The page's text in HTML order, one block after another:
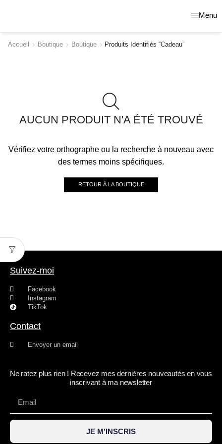
Menu
Accueil Boutique Boutique Produits Identifiés “cadeau”
AUCUN PRODUIT N'A ÉTÉ TROUVÉ
Vérifiez votre orthographe ou la recherche à nouveau avec
des termes moins spécifiques.
RETOUR À LA BOUTIQUE
Suivez-moi
Facebook
Instagram
TikTok
Contact
Envoyer un email
Ne ratez plus rien ! Recevez mes dernières nouveautés en vous
inscrivant à ma newsletter
JE M'INSCRIS